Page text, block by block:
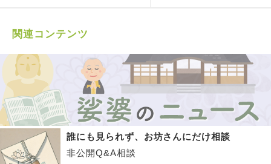
関連コンテンツ
誰にも見られず、お坊さんにだけ相談
非公開Q&A相談